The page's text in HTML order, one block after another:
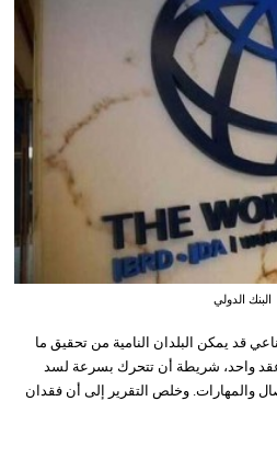
البنك الدولي
قد يمكن البلدان النامية من تحقيق ما
واحد، شريطة أن تتحرك بسرعة لسد
والمهارات. وخلص التقرير إلى أن فقدان